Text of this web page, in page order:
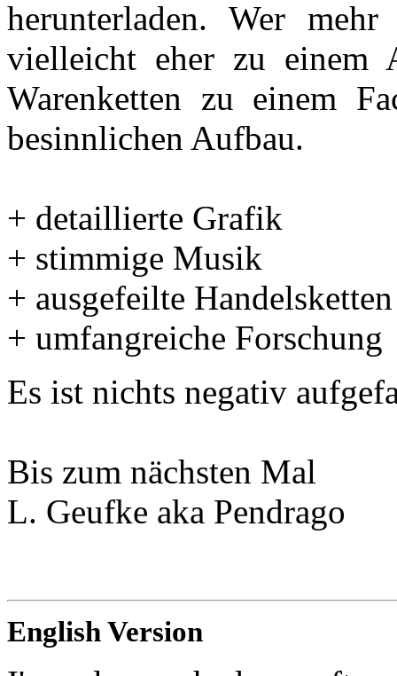
herunterladen. Wer
vielleicht eher zu einem
Warenketten zu einem
besinnlichen Aufbau.
+ detaillierte Grafik
+ stimmige Musik
+ ausgefeilte Handelsketten
+ umfangreiche Forschung
Es ist nichts negativ
Bis zum nächsten Mal
L. Geufke aka Pendrago
English Version